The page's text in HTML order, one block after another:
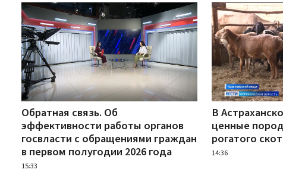
Обратная связь. Об
эффективности работы органов
госвласти с обращениями граждан
в первом полугодии 2026 года
15:33
В
ценные
рогатого
14:36